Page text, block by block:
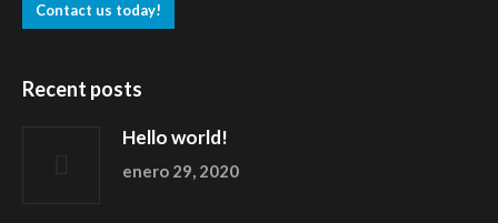
Contact us today!
Recent posts
Hello world!
enero 29, 2020